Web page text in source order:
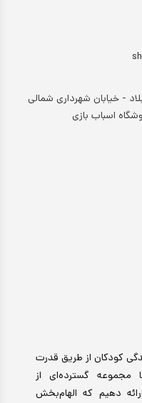
کودکان از طریق قدرت
گسترده‌ای از
دهیم که الهام‌بخش
- خیابان شهرداری شمالی
اسباب بازی